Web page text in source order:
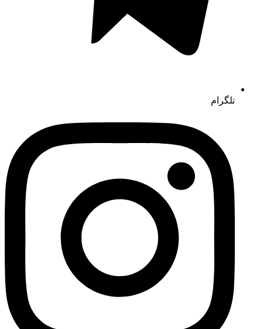
تلگرام